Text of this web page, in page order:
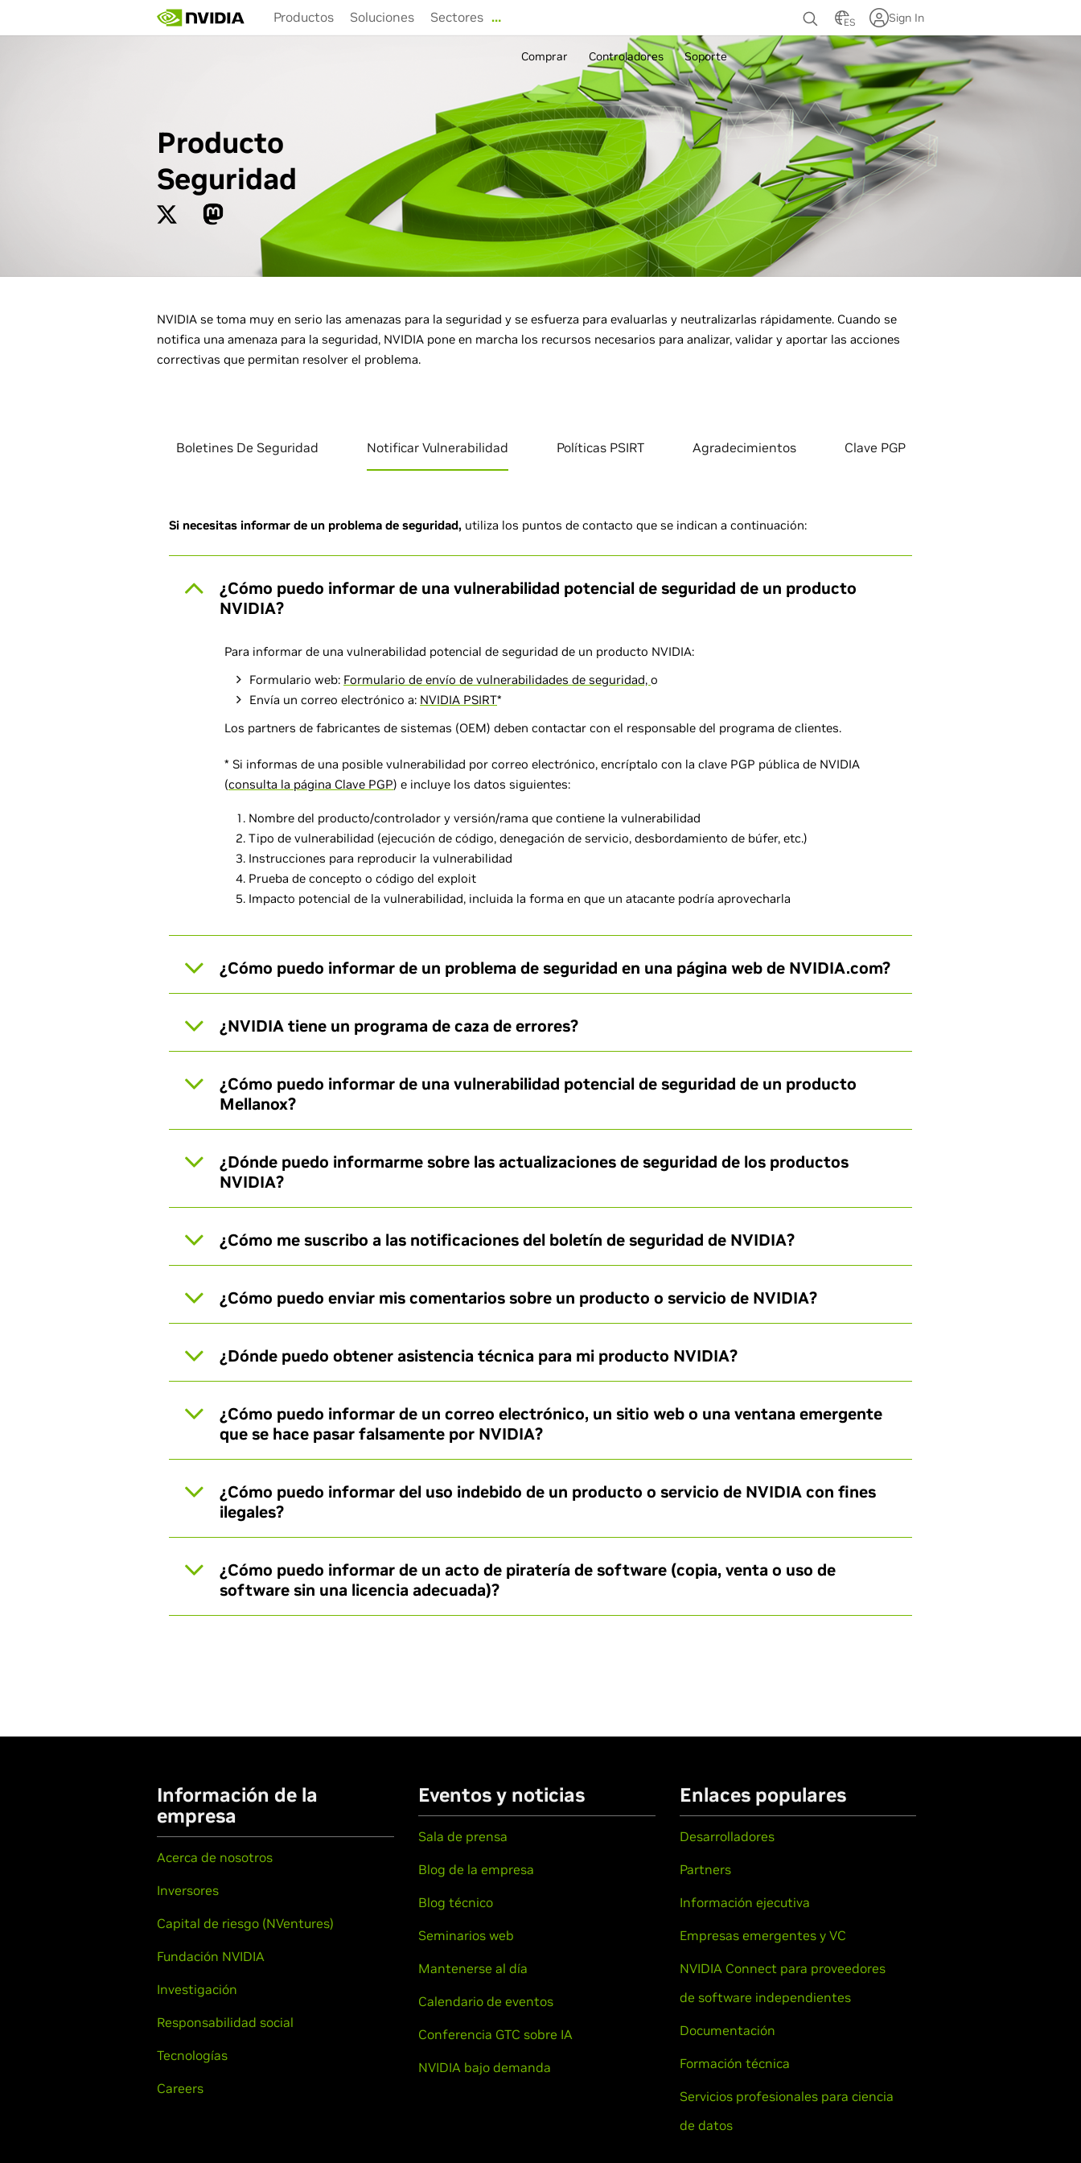
main
Productos Soluciones Sectores …
Comprar Controladores Soporte
ES Sign In
Producto
Seguridad
NVIDIA se toma muy en serio las amenazas para la seguridad y se esfuerza para evaluarlas y neutralizarlas rápidamente. Cuando se
notifica una amenaza para la seguridad, NVIDIA pone en marcha los recursos necesarios para analizar, validar y aportar las acciones
correctivas que permitan resolver el problema.
Boletines De Seguridad Notificar Vulnerabilidad Políticas PSIRT Agradecimientos Clave PGP
Si necesitas informar de un problema de seguridad, utiliza los puntos de contacto que se indican a continuación:
¿Cómo puedo informar de una vulnerabilidad potencial de seguridad de un producto
NVIDIA?
Para informar de una vulnerabilidad potencial de seguridad de un producto NVIDIA:
Formulario web: Formulario de envío de vulnerabilidades de seguridad, o
Envía un correo electrónico a: NVIDIA PSIRT*
Los partners de fabricantes de sistemas (OEM) deben contactar con el responsable del programa de clientes.
* Si informas de una posible vulnerabilidad por correo electrónico, encríptalo con la clave PGP pública de NVIDIA
(consulta la página Clave PGP) e incluye los datos siguientes:
Nombre del producto/controlador y versión/rama que contiene la vulnerabilidad
Tipo de vulnerabilidad (ejecución de código, denegación de servicio, desbordamiento de búfer, etc.)
Instrucciones para reproducir la vulnerabilidad
Prueba de concepto o código del exploit
Impacto potencial de la vulnerabilidad, incluida la forma en que un atacante podría aprovecharla
¿Cómo puedo informar de un problema de seguridad en una página web de NVIDIA.com?
¿NVIDIA tiene un programa de caza de errores?
¿Cómo puedo informar de una vulnerabilidad potencial de seguridad de un producto
Mellanox?
¿Dónde puedo informarme sobre las actualizaciones de seguridad de los productos
NVIDIA?
¿Cómo me suscribo a las notificaciones del boletín de seguridad de NVIDIA?
¿Cómo puedo enviar mis comentarios sobre un producto o servicio de NVIDIA?
¿Dónde puedo obtener asistencia técnica para mi producto NVIDIA?
¿Cómo puedo informar de un correo electrónico, un sitio web o una ventana emergente
que se hace pasar falsamente por NVIDIA?
¿Cómo puedo informar del uso indebido de un producto o servicio de NVIDIA con fines
ilegales?
¿Cómo puedo informar de un acto de piratería de software (copia, venta o uso de
software sin una licencia adecuada)?
Información de la
empresa
Acerca de nosotros
Inversores
Capital de riesgo (NVentures)
Fundación NVIDIA
Investigación
Responsabilidad social
Tecnologías
Careers
Eventos y noticias
Sala de prensa
Blog de la empresa
Blog técnico
Seminarios web
Mantenerse al día
Calendario de eventos
Conferencia GTC sobre IA
NVIDIA bajo demanda
Enlaces populares
Desarrolladores
Partners
Información ejecutiva
Empresas emergentes y VC
NVIDIA Connect para proveedores
de software independientes
Documentación
Formación técnica
Servicios profesionales para ciencia
de datos